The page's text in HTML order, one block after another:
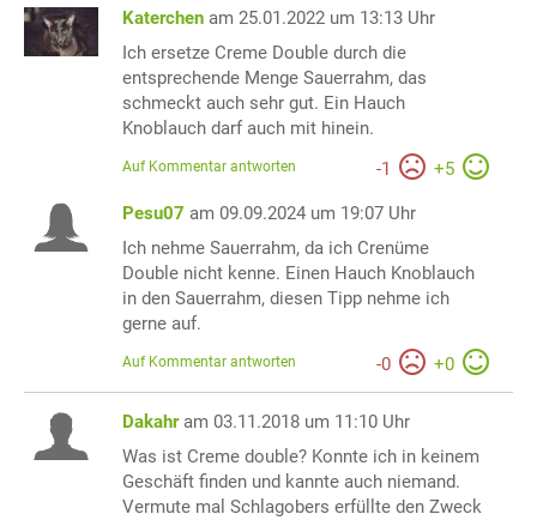
Katerchen am 25.01.2022 um 13:13 Uhr
Ich ersetze Creme Double durch die
entsprechende Menge Sauerrahm, das
schmeckt auch sehr gut. Ein Hauch
Knoblauch darf auch mit hinein.
-1 +5
Auf Kommentar antworten
Pesu07 am 09.09.2024 um 19:07 Uhr
Ich nehme Sauerrahm, da ich Crenüme
Double nicht kenne. Einen Hauch Knoblauch
in den Sauerrahm, diesen Tipp nehme ich
gerne auf.
-0 +0
Auf Kommentar antworten
Dakahr am 03.11.2018 um 11:10 Uhr
Was ist Creme double? Konnte ich in keinem
Geschäft finden und kannte auch niemand.
Vermute mal Schlagobers erfüllte den Zweck